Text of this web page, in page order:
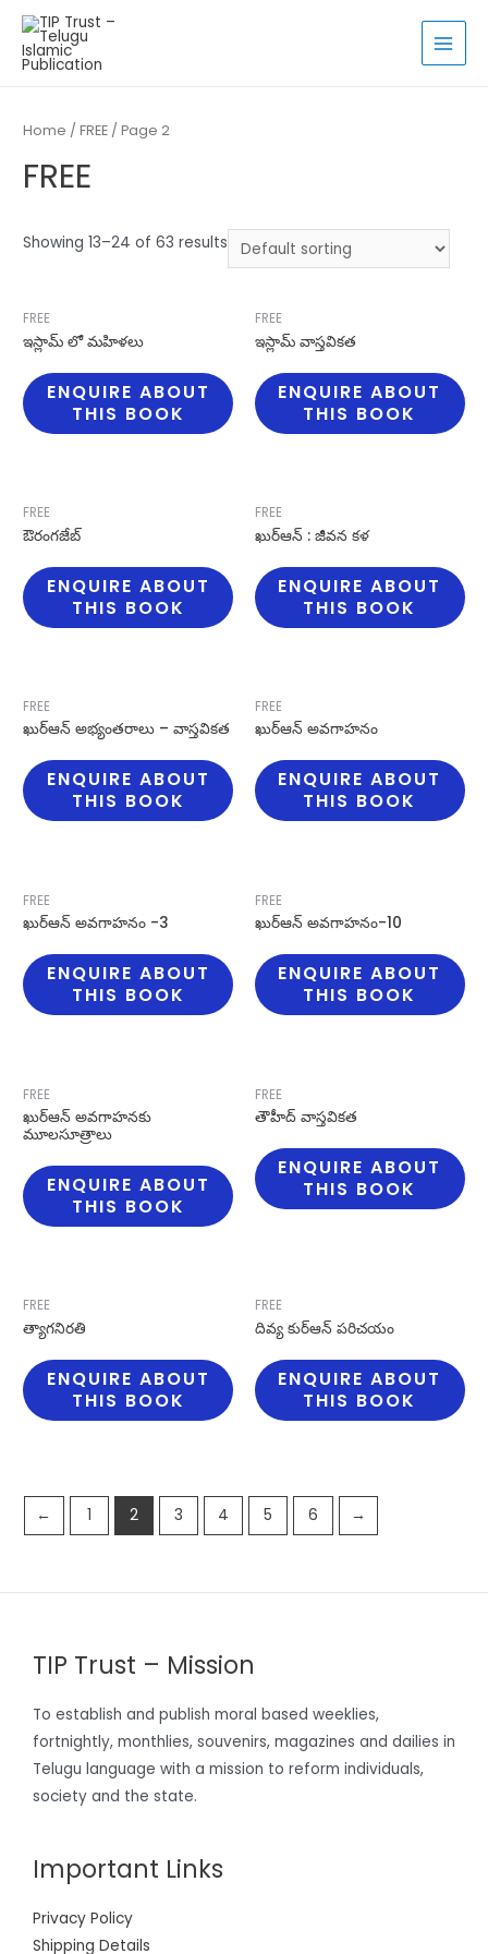
Skip
content
Home /FREE / Page 2
FREE
Showing 13–24 of 63 results
FREE
ఇస్లామ్ లో మహిళలు
ENQUIRE ABOUT
THIS BOOK
FREE
ఇస్లామ్ వాస్తవికత
ENQUIRE ABOUT
THIS BOOK
FREE
ఔరంగజేబ్
ENQUIRE ABOUT
THIS BOOK
FREE
ఖుర్ఆన్ : జీవన కళ
ENQUIRE ABOUT
THIS BOOK
FREE
ఖుర్ఆన్ అభ్యంతరాలు – వాస్తవికత
ENQUIRE ABOUT
THIS BOOK
FREE
ఖుర్ఆన్ అవగాహనం
ENQUIRE ABOUT
THIS BOOK
FREE
ఖుర్ఆన్ అవగాహనం -3
ENQUIRE ABOUT
THIS BOOK
FREE
ఖుర్ఆన్ అవగాహనం-10
ENQUIRE ABOUT
THIS BOOK
FREE
ఖుర్ఆన్ అవగాహనకు
మూలసూత్రాలు
ENQUIRE ABOUT
THIS BOOK
FREE
తౌహీద్ వాస్తవికత
ENQUIRE ABOUT
THIS BOOK
FREE
త్యాగనిరతి
ENQUIRE ABOUT
THIS BOOK
FREE
దివ్య కుర్ఆన్ పరిచయం
ENQUIRE ABOUT
THIS BOOK
← 1 2 3 4 5 6 →
TIP Trust – Mission
To establish and publish moral based weeklies,
fortnightly, monthlies, souvenirs, magazines and dailies in
Telugu language with a mission to reform individuals,
society and the state.
Important Links
Privacy Policy
Shipping Details